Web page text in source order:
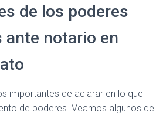
de los poderes
ante notario en
importantes de aclarar en lo que
de poderes. Veamos algunos de